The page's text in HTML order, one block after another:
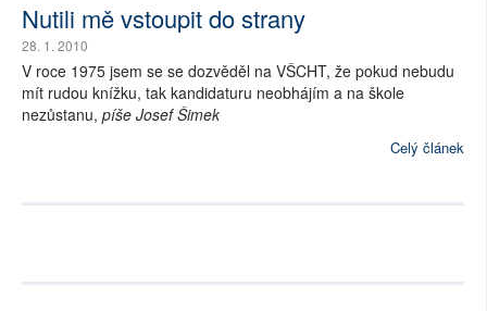
Nutili mě vstoupit do strany
28. 1. 2010
V roce 1975 jsem se se dozvěděl na VŠCHT, že pokud nebudu
mít rudou knížku, tak kandidaturu neobhájím a na škole
nezůstanu, píše Josef Šimek
Celý článek